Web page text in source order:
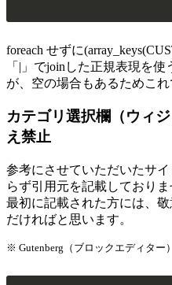
foreach せずに
「|」でjoinした正規表現を
が、空の場合もあるためこれ
カテゴリ選択欄（ウィ
え禁止
参考にさせていただいたサ
らず引用元を記載しておりま
最初に記載された方には、
だければと思います。
※ Gutenberg（ブロックエディター